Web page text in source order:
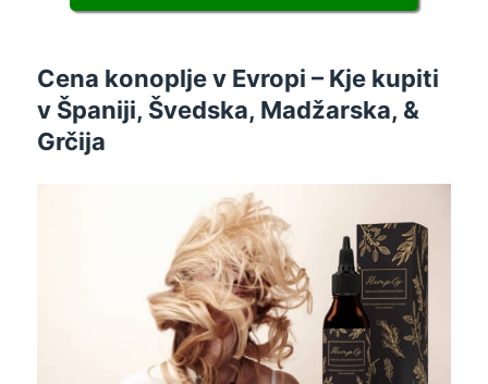
Cena konoplje v Evropi – Kje kupiti
v Španiji, Švedska, Madžarska, &
Grčija